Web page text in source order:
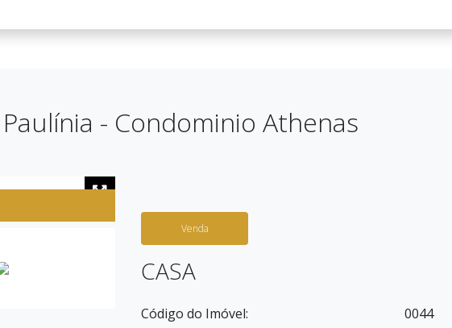
- Condominio Athenas
Venda
CASA
Código do Imóvel:
0044